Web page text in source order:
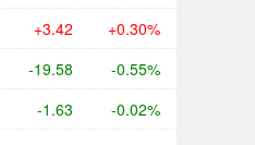
+3.42 +0.30%
-19.58 -0.55%
-1.63 -0.02%